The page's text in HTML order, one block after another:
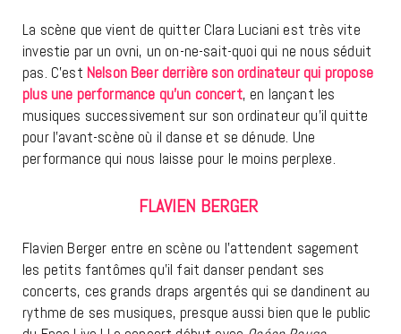
La scène que vient de quitter Clara Luciani est très vite
investie par un ovni, un on-ne-sait-quoi qui ne nous séduit
pas. C’est Nelson Beer derrière son ordinateur qui propose
plus une performance qu’un concert, en lançant les
musiques successivement sur son ordinateur qu’il quitte
pour l’avant-scène où il danse et se dénude. Une
performance qui nous laisse pour le moins perplexe.
FLAVIEN BERGER
Flavien Berger entre en scène ou l’attendent sagement
les petits fantômes qu’il fait danser pendant ses
concerts, ces grands draps argentés qui se dandinent au
rythme de ses musiques, presque aussi bien que le public